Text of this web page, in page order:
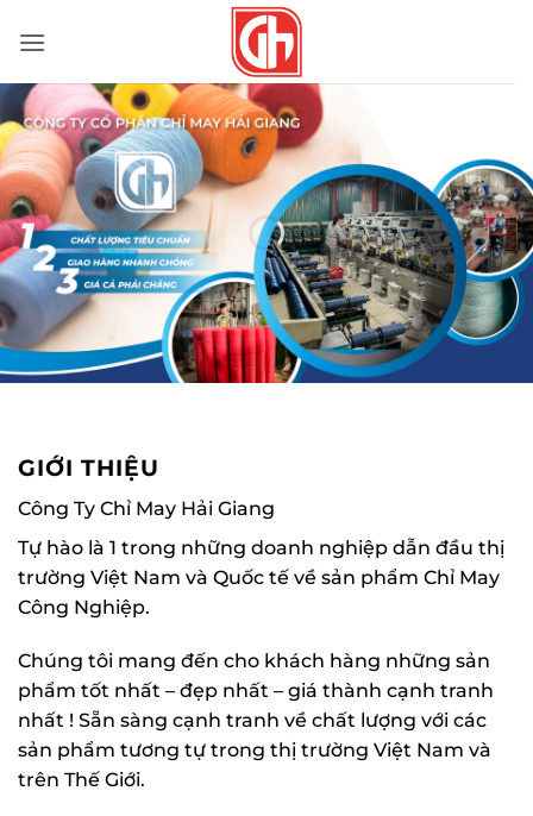
qua
dung
GIỚI THIỆU
Công Ty Chỉ May Hải Giang
Tự hào là 1 trong những doanh nghiệp dẫn đầu thị
trường Việt Nam và Quốc tế về sản phẩm Chỉ May
Công Nghiệp.
Chúng tôi mang đến cho khách hàng những sản
phẩm tốt nhất – đẹp nhất – giá thành cạnh tranh
nhất ! Sẵn sàng cạnh tranh về chất lượng với các
sản phẩm tương tự trong thị trường Việt Nam và
trên Thế Giới.